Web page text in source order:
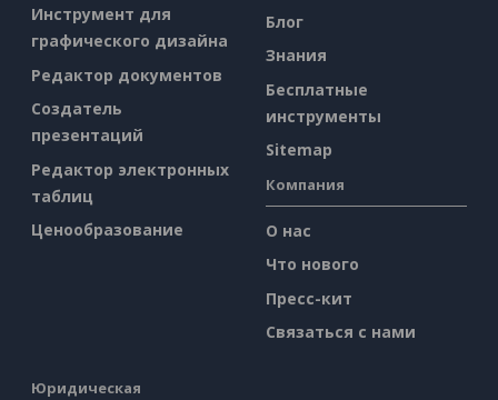
Инструмент для
графического дизайна
Редактор документов
Создатель
презентаций
Редактор электронных
таблиц
Ценообразование
Блог
Знания
Бесплатные
инструменты
Sitemap
Компания
О нас
Что нового
Пресс-кит
Связаться с нами
Юридическая